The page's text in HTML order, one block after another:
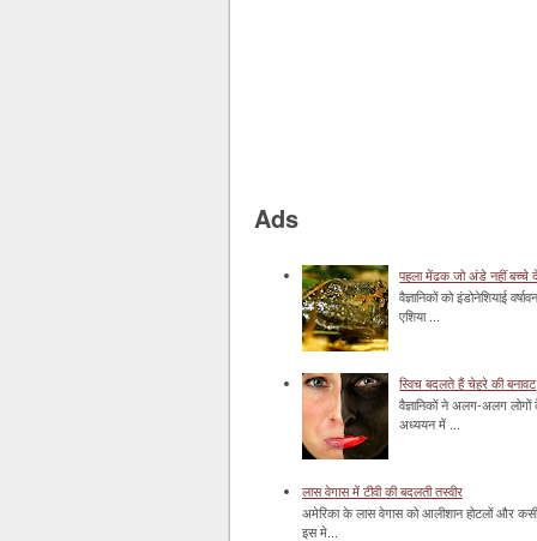
Ads
पहला मेंढक जो अंडे नहीं बच्चे
वैज्ञानिकों को इंडोनेशियाई
एशिया ...
स्विच बदलते हैं चेहरे की बनावट
वैज्ञानिकों ने अलग-अलग
अध्ययन में ...
लास वेगास में टीवी की बदलती तस्वीर
अमेरिका के लास वेगास को आलीशान होटलों और
इस मे...